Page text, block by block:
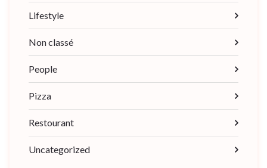
Lifestyle
Non classé
People
Pizza
Restourant
Uncategorized